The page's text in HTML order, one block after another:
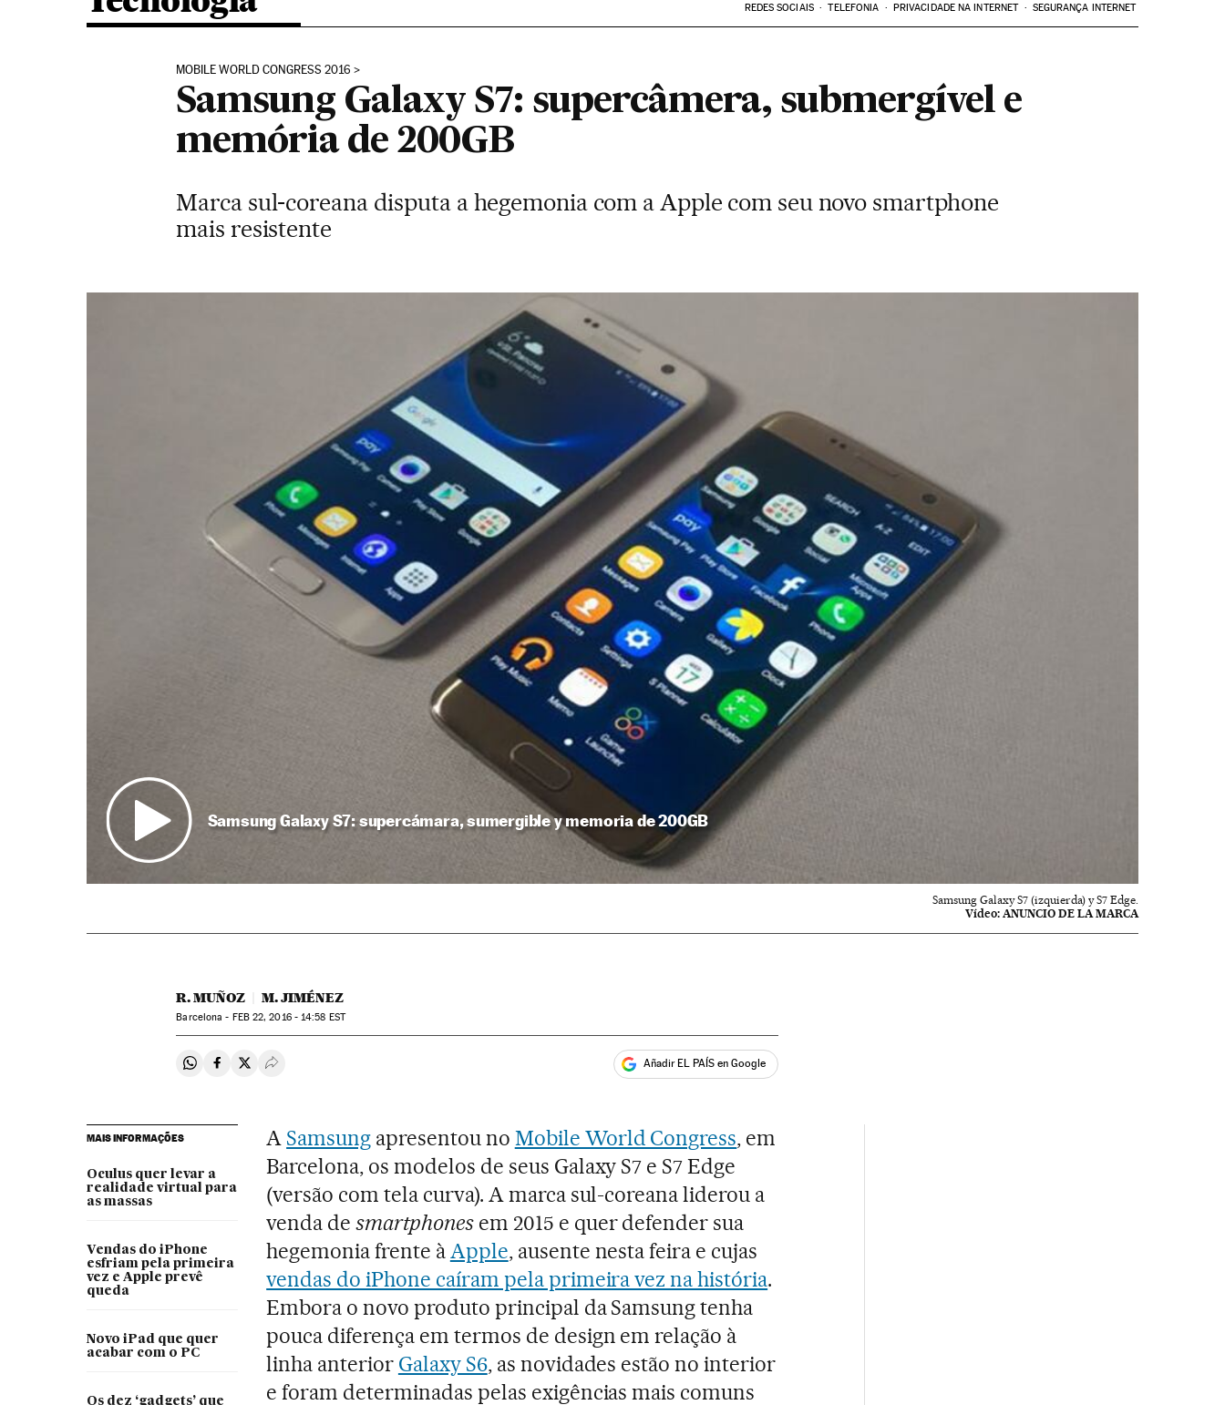
REDES SOCIAIS TELEFONIA PRIVACIDADE NA INTERNET SEGURANÇA INTERNET
MOBILE WORLD CONGRESS 2016
Samsung Galaxy S7: supercâmera, submergível e
memória de 200GB
Marca sul-coreana disputa a hegemonia com a Apple com seu novo smartphone
mais resistente
Samsung Galaxy S7: supercámara, sumergible y memoria de 200GB
Samsung Galaxy S7 (izquierda) y S7 Edge.
Vídeo: ANUNCIO DE LA MARCA
R. MUÑOZ M. JIMÉNEZ
Barcelona - FEB22, 2016 - 14:58 EST
Compartir en Whatsapp
Compartir en Facebook
Compartir en Twitter
Desplegar Redes Sociales Añadir EL PAÍS en Google
MAIS INFORMAÇÕES
Oculus quer levar a
realidade virtual para
as massas
Vendas do iPhone
esfriam pela primeira
vez e Apple prevê
queda
Novo iPad que quer
acabar com o PC
Os dez ‘gadgets’ que
A Samsung apresentou no Mobile World Congress, em
Barcelona, os modelos de seus Galaxy S7 e S7 Edge
(versão com tela curva). A marca sul-coreana liderou a
venda de smartphonesem 2015 e quer defender sua
hegemonia frente àApple, ausente nesta feira e cujas
vendas do iPhone caíram pela primeira vez na história.
Embora o novo produto principal da Samsung tenha
pouca diferença em termos de design em relação à
linha anterior Galaxy S6, as novidades estão no interior
e foram determinadas pelas exigências mais comuns